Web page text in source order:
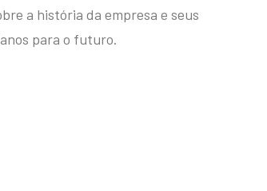
a história da empresa e seus
para o futuro.